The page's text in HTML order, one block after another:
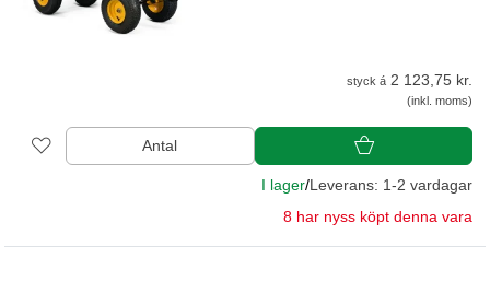
styck á 2 123,75 kr.
(inkl. moms)
Antal
I lager/Leverans: 1-2 vardagar
8 har nyss köpt denna vara